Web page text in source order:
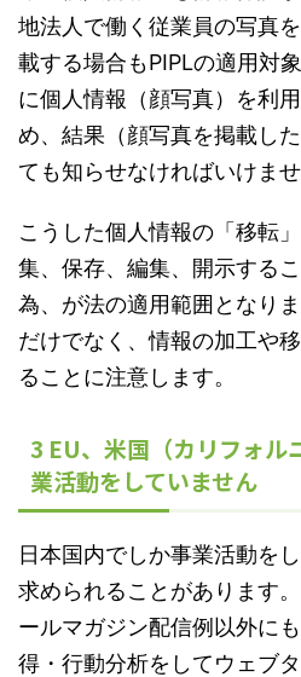
地法人で働く従業員の写真
載する場合もPIPLの適用対
に個人情報（顔写真）を利
め、結果（顔写真を掲載し
ても知らせなければいけませ
こうした個人情報の「移転
集、保存、編集、開示する
為、が法の適用範囲となり
だけでなく、情報の加工や
ることに注意します。
3 EU、米国（カリフォル
業活動をしていません
日本国内でしか事業活動を
求められることがあります
ールマガジン配信例以外に
得・行動分析をしてウェブ